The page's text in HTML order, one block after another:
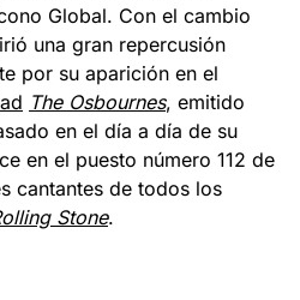
Global.​ Con el cambio
una gran repercusión
por su aparición en el
The Osbournes, emitido
en el día a día de su
en el puesto número 112 de
cantantes de todos los
Stone.